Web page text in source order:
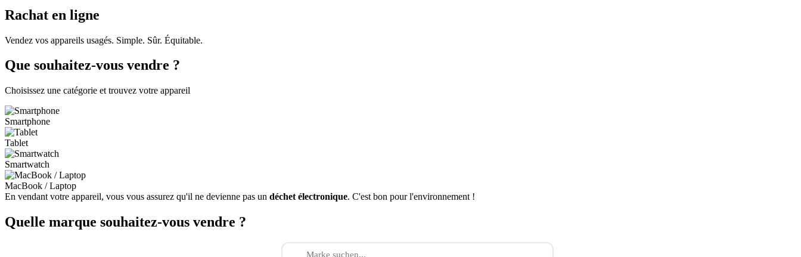
Rachat en ligne
Vendez vos appareils usagés. Simple. Sûr. Équitable.
Que souhaitez-vous vendre ?
Choisissez une catégorie et trouvez votre appareil
Smartphone
Tablet
Smartwatch
MacBook / Laptop
En vendant votre appareil, vous vous assurez qu'il ne devienne pas un déchet électronique. C'est bon pour l'environnement !
Quelle marque souhaitez-vous vendre ?